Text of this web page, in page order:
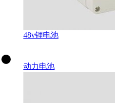
48v锂电池
动力电池